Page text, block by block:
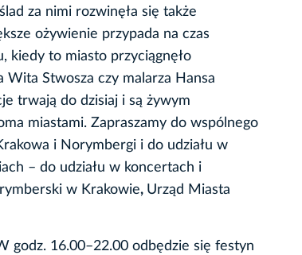
za nimi rozwinęła się także
ożywienie przypada na czas
kiedy to miasto przyciągnęło
Stwosza czy malarza Hansa
trwają do dzisiaj i są żywym
miastami. Zapraszamy do wspólnego
i Norymbergi i do udziału w
– do udziału w koncertach i
w Krakowie, Urząd Miasta
godz. 16.00–22.00 odbędzie się festyn